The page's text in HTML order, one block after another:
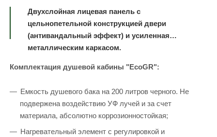
Двухслойная лицевая панель с
цельнопетельной конструкцией двери
(антивандальный эффект) и усиленная
металлическим каркасом.
Комплектация душевой кабины "EcoGR":
Емкость душевого бака на 200 литров черного. Не
подвержена воздействию УФ лучей и за счет
материала, абсолютно коррозионностойкая;
Нагревательный элемент с регулировкой и